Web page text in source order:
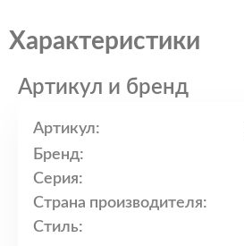
Характеристики
Артикул и бренд
Артикул:
Бренд:
Серия:
Страна производителя:
Стиль: